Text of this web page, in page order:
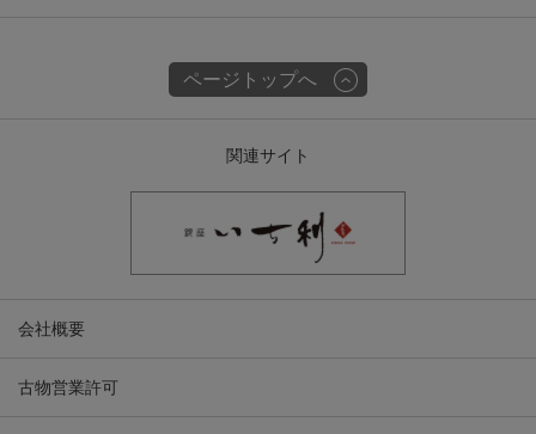
ページトップへ
関連サイト
会社概要
古物営業許可